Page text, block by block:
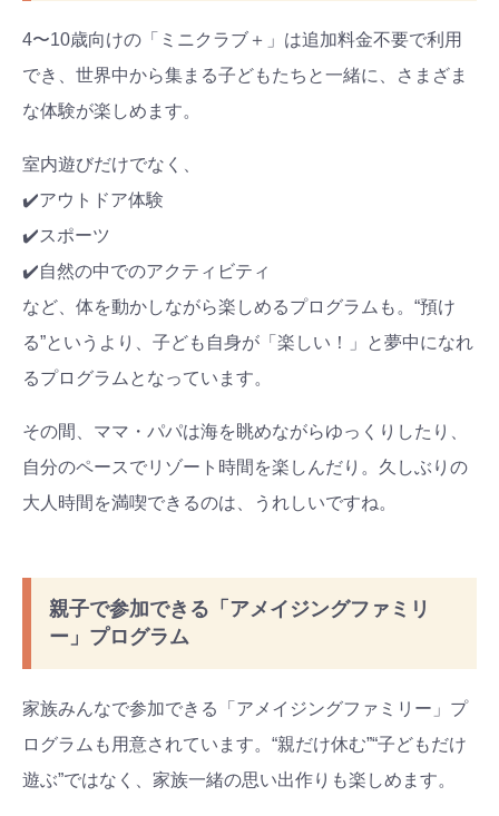
4〜10歳向けの「ミニクラブ＋」は追加料金不要で利用
でき、世界中から集まる子どもたちと一緒に、さまざま
な体験が楽しめます。
室内遊びだけでなく、
✔️アウトドア体験
✔️スポーツ
✔️自然の中でのアクティビティ
など、体を動かしながら楽しめるプログラムも。“預け
る”というより、子ども自身が「楽しい！」と夢中になれ
るプログラムとなっています。
その間、ママ・パパは海を眺めながらゆっくりしたり、
自分のペースでリゾート時間を楽しんだり。久しぶりの
大人時間を満喫できるのは、うれしいですね。
親子で参加できる「アメイジングファミリ
ー」プログラム
家族みんなで参加できる「アメイジングファミリー」プ
ログラムも用意されています。“親だけ休む”“子どもだけ
遊ぶ”ではなく、家族一緒の思い出作りも楽しめます。